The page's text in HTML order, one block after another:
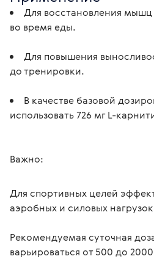
Для восстановления
во время еды.
Для повышения
до тренировки.
В качестве базовой
использовать 726 мг L-
Важно:
Для спортивных целей
аэробных и силовых
Рекомендуемая суточная
варьироваться от 500 до